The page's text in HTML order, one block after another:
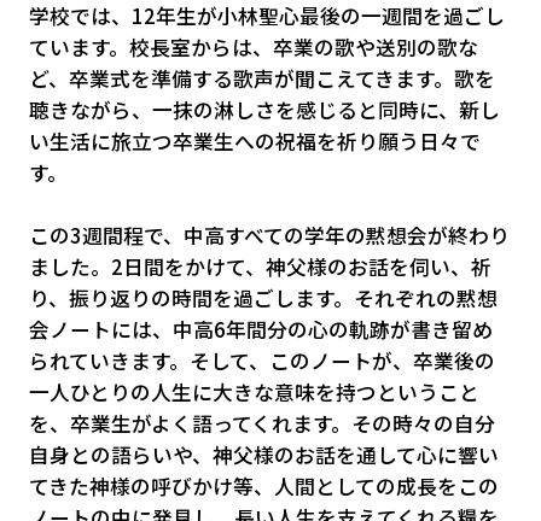
学校では、12年生が小林聖心最後の一週間を過ごし
ています。校長室からは、卒業の歌や送別の歌な
ど、卒業式を準備する歌声が聞こえてきます。歌を
聴きながら、一抹の淋しさを感じると同時に、新し
い生活に旅立つ卒業生への祝福を祈り願う日々で
す。
この3週間程で、中高すべての学年の黙想会が終わり
ました。2日間をかけて、神父様のお話を伺い、祈
り、振り返りの時間を過ごします。それぞれの黙想
会ノートには、中高6年間分の心の軌跡が書き留め
られていきます。そして、このノートが、卒業後の
一人ひとりの人生に大きな意味を持つということ
を、卒業生がよく語ってくれます。その時々の自分
自身との語らいや、神父様のお話を通して心に響い
てきた神様の呼びかけ等、人間としての成長をこの